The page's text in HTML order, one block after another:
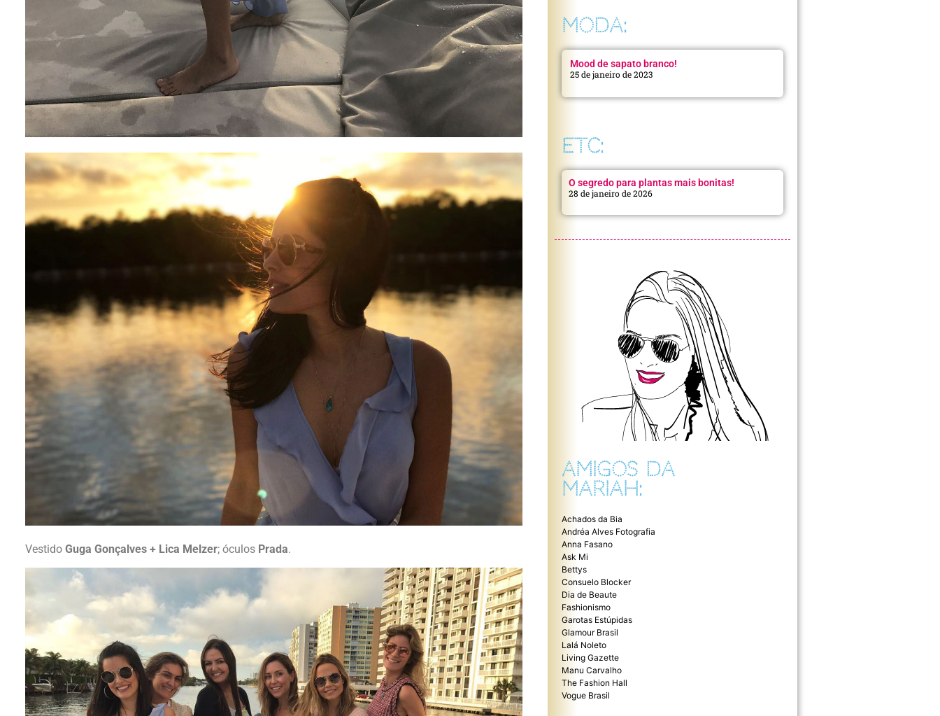
Vestido Guga Gonçalves + Lica Melzer; óculos Prada.
MODA:
Mood de sapato branco!
25 de janeiro de 2023
ETC:
O segredo para plantas mais bonitas!
28 de janeiro de 2026
AMIGOS DA
MARIAH:
Achados da Bia
Andréa Alves Fotografia
Anna Fasano
Ask Mi
Bettys
Consuelo Blocker
Dia de Beaute
Fashionismo
Garotas Estúpidas
Glamour Brasil
Lalá Noleto
Living Gazette
Manu Carvalho
The Fashion Hall
Vogue Brasil